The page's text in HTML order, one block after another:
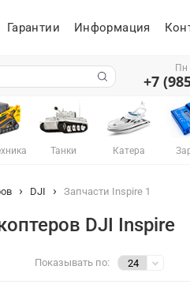
Гарантии Информация
Пн
+7
Танки Катера
DJI Запчасти Inspire 1
DJI Inspire
Показывать по: